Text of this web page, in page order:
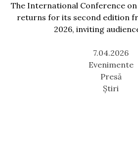
The International Conference
returns for its second edition
2026, inviting
7.04.2026
Evenimente
Presă
Știri